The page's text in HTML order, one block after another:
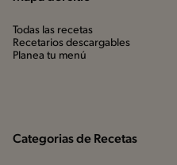
Todas las recetas
Recetarios descargables
Planea tu menú
Categorias de Recetas